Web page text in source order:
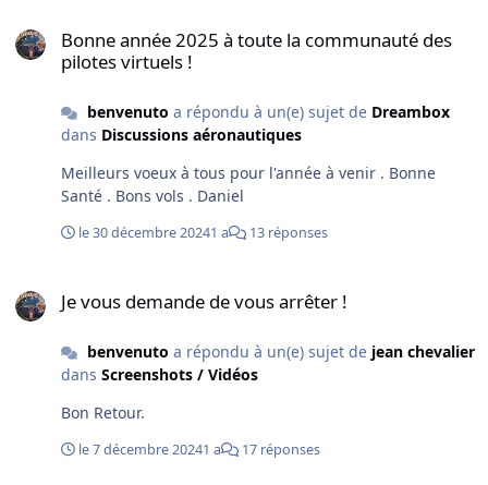
Bonne année 2025 à toute la communauté des
pilotes virtuels !
benvenuto a répondu à un(e) sujet de Dreambox
dans Discussions aéronautiques
Meilleurs voeux à tous pour l'année à venir . Bonne
Santé . Bons vols . Daniel
le 30 décembre 20241 a 13 réponses
Je vous demande de vous arrêter !
benvenuto a répondu à un(e) sujet de jean chevalier
dans Screenshots / Vidéos
Bon Retour.
le 7 décembre 20241 a 17 réponses